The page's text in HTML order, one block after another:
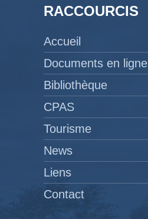
RACCOURCIS
Accueil
Documents en ligne
Bibliothèque
CPAS
Tourisme
News
Liens
Contact